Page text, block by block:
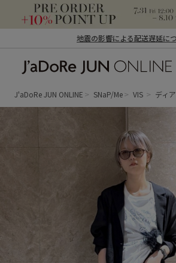
地震の影響による配送遅延に
ン オンライン）
J'aDoRe JUN ONLINE SNaP/Me VIS ディ